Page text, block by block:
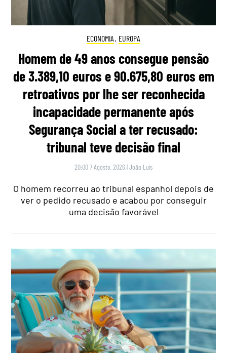
ECONOMIA , EUROPA
Homem de 49 anos consegue pensão
de 3.389,10 euros e 90.675,80 euros em
retroativos por lhe ser reconhecida
incapacidade permanente após
Segurança Social a ter recusado:
tribunal teve decisão final
20:00 7 Agosto, 2026 |João Luís
O homem recorreu ao tribunal espanhol depois de
ver o pedido recusado e acabou por conseguir
uma decisão favorável